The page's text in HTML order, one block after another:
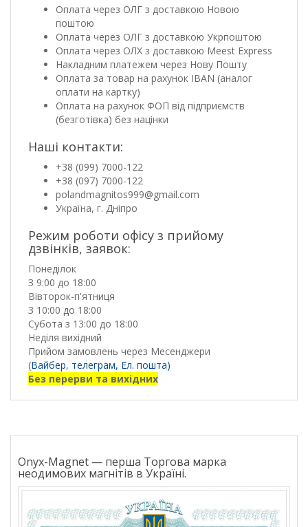
Оплата через ОЛГ з доставкою Новою
поштою
Оплата через ОЛГ з доставкою Укрпоштою
Оплата через ОЛХ з доставкою Meest Express
Накладним платежем через Нову Пошту
Оплата за товар на рахунок IBAN (аналог
оплати на картку)
Оплата на рахунок ФОП від підприємств
(безготівка) без націнки
Наші контакти:
+38 (099) 7000-122
+38 (097) 7000-122
polandmagnitos999@gmail.com
Україна, г. Дніпро
Режим роботи офісу з прийому
дзвінків, заявок:
Понеділок
З 9:00 до 18:00
Вівторок-п'ятниця
З 10:00 до 18:00
Субота з 13:00 до 18:00
Неділя вихідний
Прийом замовлень через Месенджери
(Вайбер, телеграм, Ел. пошта)
Без перерви та вихідних
Onyx-Magnet — перша Торгова марка
неодимових магнітів в Україні.